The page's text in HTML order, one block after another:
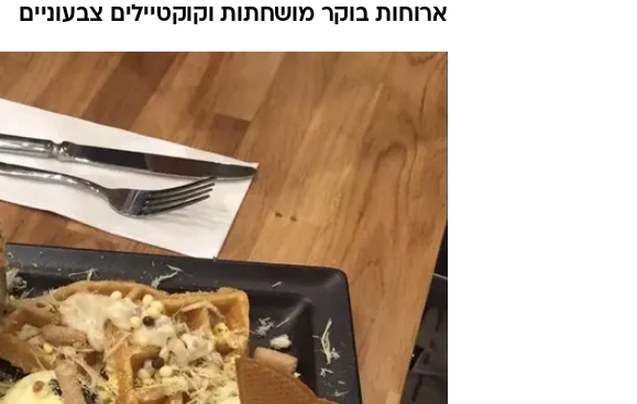
חדשות האוכל
הוופל מגיע לנתניה
רעות סהר
לקראת הקיץ העיר נתניה מתחדשת במסעדת
ארוחות בוקר מושחתות וקוקטיילים צבעוניים